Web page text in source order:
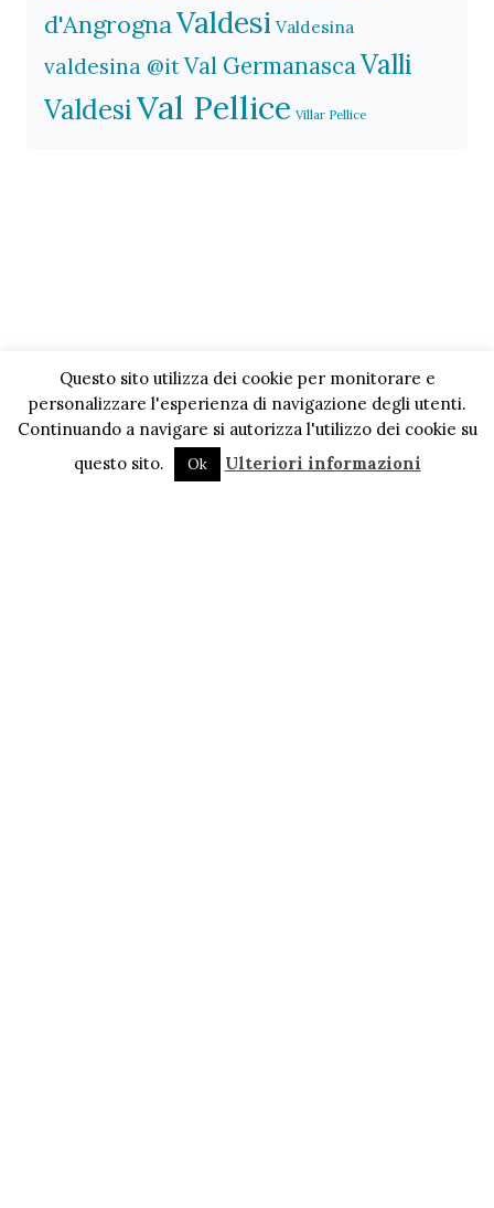
d'AngrognaValdesi Valdesina
valdesina @itVal GermanascaValli
ValdesiVal Pellice Villar Pellice
Questo sito utilizza dei cookie per monitorare e
personalizzare l'esperienza di navigazione degli utenti.
Continuando a navigare si autorizza l'utilizzo dei cookie su
questo sito.
Ok Ulteriori informazioni